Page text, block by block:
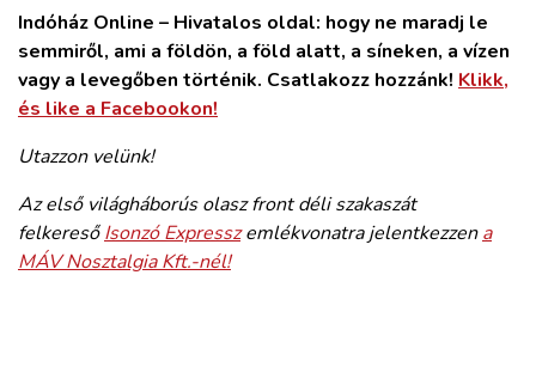
Indóház Online – Hivatalos oldal: hogy ne maradj le
semmiről, ami a földön, a föld alatt, a síneken, a vízen
vagy a levegőben történik. Csatlakozz hozzánk! Klikk,
és like a Facebookon!
Utazzon velünk!
Az első világháborús olasz front déli szakaszát
felkeresőIsonzó Expresszemlékvonatra jelentkezzena
MÁV Nosztalgia Kft.-nél!